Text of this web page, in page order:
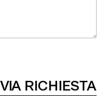
RICHIESTA